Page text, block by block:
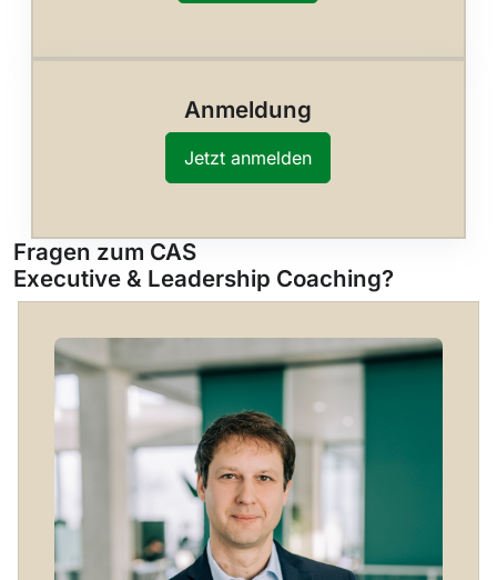
Anmeldung
Jetzt anmelden
Fragen zum CAS
Executive & Leadership Coaching?